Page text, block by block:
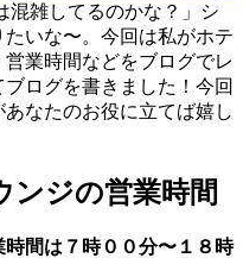
混雑してるのかな？」シ
いな〜。今回は私がホテ
業時間などをブログでレ
ログを書きました！今回
なたのお役に立てば嬉し
ンジの営業時間
時間は７時００分〜１８時